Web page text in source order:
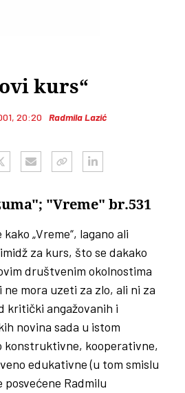
kurs“
20:20 Radmila Lazić
"Vreme" br.531
„Vreme“, lagano ali
za kurs, što se dakako
društvenim okolnostima
ne mora uzeti za zlo, ali ni za
kritički angažovanih i
novina sada u istom
konstruktivne, kooperativne,
edukativne (u tom smislu
Radmilu